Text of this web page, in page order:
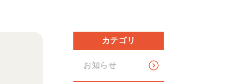
カテゴリ
お知らせ